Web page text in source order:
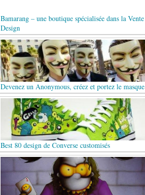
Bamarang – une boutique spécialisée dans la Vente
Design
Devenez un Anonymous, créez et portez le masque
Best 80 design de Converse customisés